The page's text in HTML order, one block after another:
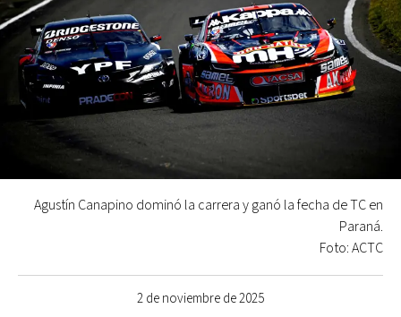
2 de noviembre de 2025
Agustín Canapino dominó la carrera y ganó la fecha de TC en
Paraná.
Foto: ACTC